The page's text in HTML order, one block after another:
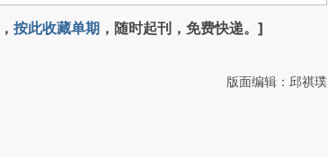
， 按此收藏单期 ，随时起刊，免费快递。]
版面编辑：邱祺璞